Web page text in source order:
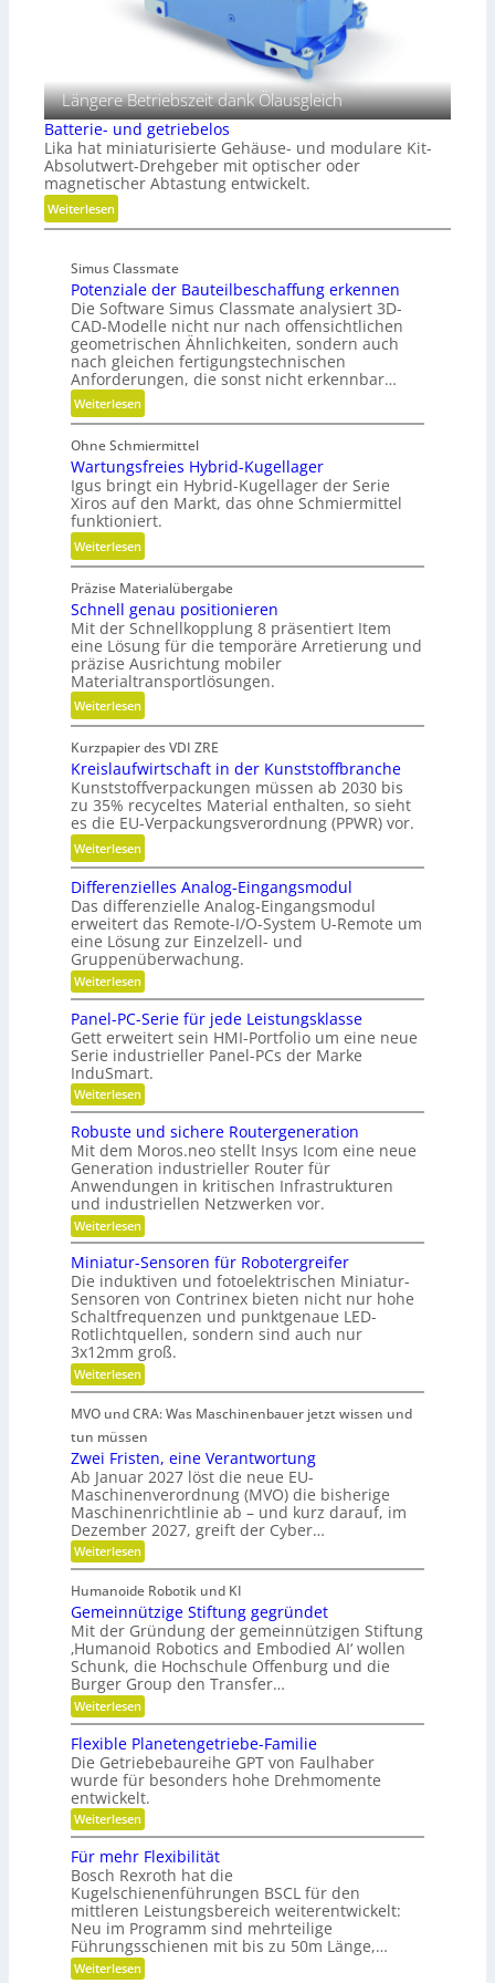
m
i
k
u
n
d
P
a
t
z
Längere Betriebszeit dank Ölausgleich
Batterie- und getriebelos
Lika hat miniaturisierte Gehäuse- und modulare Kit-
Absolutwert-Drehgeber mit optischer oder
magnetischer Abtastung entwickelt.
Weiterlesen:
B
t
t
e
r
i
e
-
u
n
g
e
t
r
i
e
b
e
l
o
s
Simus Classmate
Potenziale der Bauteilbeschaffung erkennen
Die Software Simus Classmate analysiert 3D-
CAD-Modelle nicht nur nach offensichtlichen
geometrischen Ähnlichkeiten, sondern auch
nach gleichen fertigungstechnischen
Anforderungen, die sonst nicht erkennbar…
Weiterlesen:
P
o
t
e
n
z
i
a
l
e
d
e
r
B
a
e
i
l
e
s
c
h
a
f
f
u
n
g
e
r
k
e
n
n
e
n
Ohne Schmiermittel
Wartungsfreies Hybrid-Kugellager
Igus bringt ein Hybrid-Kugellager der Serie
Xiros auf den Markt, das ohne Schmiermittel
funktioniert.
Weiterlesen:
W
a
r
t
u
n
g
s
r
e
i
e
s
H
y
b
r
i
d
-
u
g
e
l
l
a
g
e
r
Präzise Materialübergabe
Schnell genau positionieren
Mit der Schnellkopplung 8 präsentiert Item
eine Lösung für die temporäre Arretierung und
präzise Ausrichtung mobiler
Materialtransportlösungen.
Weiterlesen:
S
c
h
n
e
l
l
g
e
n
a
u
p
o
s
i
t
i
o
n
i
e
r
e
n
Kurzpapier des VDI ZRE
Kreislaufwirtschaft in der Kunststoffbranche
Kunststoffverpackungen müssen ab 2030 bis
zu 35% recyceltes Material enthalten, so sieht
es die EU-Verpackungsverordnung (PPWR) vor.
Weiterlesen:
K
r
e
i
s
l
a
u
f
w
i
r
s
c
h
a
f
t
i
n
d
e
r
K
u
n
s
t
s
t
o
f
f
r
a
n
c
h
e
Differenzielles Analog-Eingangsmodul
Das differenzielle Analog-Eingangsmodul
erweitert das Remote-I/O-System U-Remote um
eine Lösung zur Einzelzell- und
Gruppenüberwachung.
Weiterlesen:
D
i
f
f
e
r
e
n
i
e
l
l
e
s
A
n
a
l
o
g
-
E
i
n
g
a
n
s
m
o
d
u
l
Panel-PC-Serie für jede Leistungsklasse
Gett erweitert sein HMI-Portfolio um eine neue
Serie industrieller Panel-PCs der Marke
InduSmart.
Weiterlesen:
P
n
e
l
-
P
C
-
S
e
r
e
f
ü
r
j
e
e
L
i
s
t
u
n
g
s
k
l
a
s
s
e
Robuste und sichere Routergeneration
Mit dem Moros.neo stellt Insys Icom eine neue
Generation industrieller Router für
Anwendungen in kritischen Infrastrukturen
und industriellen Netzwerken vor.
Weiterlesen:
R
o
b
u
s
t
e
u
n
d
s
i
h
e
r
R
o
u
t
e
g
e
n
e
r
a
t
i
o
n
Miniatur-Sensoren für Robotergreifer
Die induktiven und fotoelektrischen Miniatur-
Sensoren von Contrinex bieten nicht nur hohe
Schaltfrequenzen und punktgenaue LED-
Rotlichtquellen, sondern sind auch nur
3x12mm groß.
Weiterlesen:
M
n
i
t
u
r
-
S
e
n
s
o
r
e
n
f
ü
r
R
o
b
o
t
e
r
g
r
e
f
e
r
MVO und CRA: Was Maschinenbauer jetzt wissen und
tun müssen
Zwei Fristen, eine Verantwortung
Ab Januar 2027 löst die neue EU-
Maschinenverordnung (MVO) die bisherige
Maschinenrichtlinie ab – und kurz darauf, im
Dezember 2027, greift der Cyber…
Weiterlesen:
Z
e
i
F
r
i
s
t
e
n
,
e
i
n
e
V
e
a
n
t
w
o
r
t
u
Humanoide Robotik und KI
Gemeinnützige Stiftung gegründet
Mit der Gründung der gemeinnützigen Stiftung
‚Humanoid Robotics and Embodied AI‘ wollen
Schunk, die Hochschule Offenburg und die
Burger Group den Transfer…
Weiterlesen:
G
e
m
e
i
n
n
ü
z
i
g
e
S
t
i
f
Flexible Planetengetriebe-Familie
Die Getriebebaureihe GPT von Faulhaber
wurde für besonders hohe Drehmomente
entwickelt.
Weiterlesen:
F
e
x
i
b
l
e
P
l
Für mehr Flexibilität
Bosch Rexroth hat die
Kugelschienenführungen BSCL für den
mittleren Leistungsbereich weiterentwickelt:
Neu im Programm sind mehrteilige
Führungsschienen mit bis zu 50m Länge,…
Weiterlesen: